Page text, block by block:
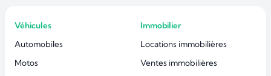
Véhicules
Automobiles
Motos
Immobilier
Locations immobilières
Ventes immobilières